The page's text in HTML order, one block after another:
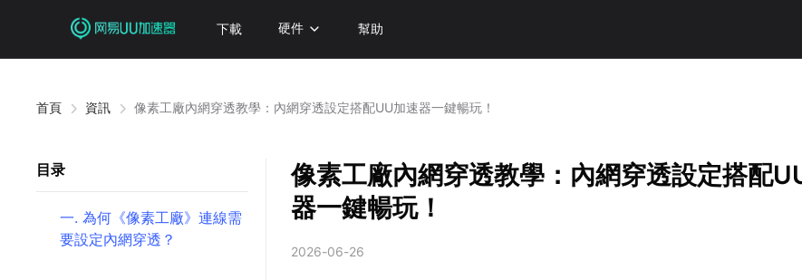
下載 硬件 幫助
首頁 資訊 像素工廠內網穿透教學：內網穿透設定搭配UU加速器一鍵暢玩！
目录
一. 為何《像素工廠》連線需
要設定內網穿透？
像素工廠內網穿透教學：內網穿透設定搭配
器一鍵暢玩！
2026-06-26